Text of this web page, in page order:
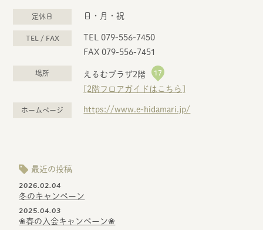
定休日 日・月・祝
TEL / FAX
TEL 079-556-7450
FAX 079-556-7451
場所 えるむプラザ2階 17
[2階フロアガイドはこちら]
ホームページ https://www.e-hidamari.jp/
最近の投稿
2026.02.04
冬のキャンペーン
2025.04.03
❀春の入会キャンペーン❀